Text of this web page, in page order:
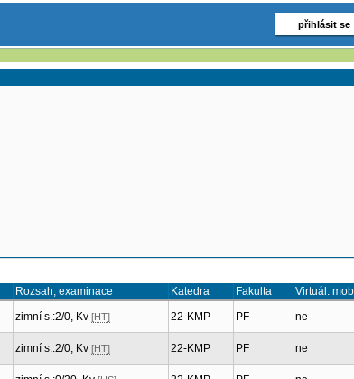
přihlásit se
Rozsah, examinace Katedra Fakulta Virtuál.
zimní s.:2/0, Kv [HT] 22-KMP PF ne
zimní s.:2/0, Kv [HT] 22-KMP PF ne